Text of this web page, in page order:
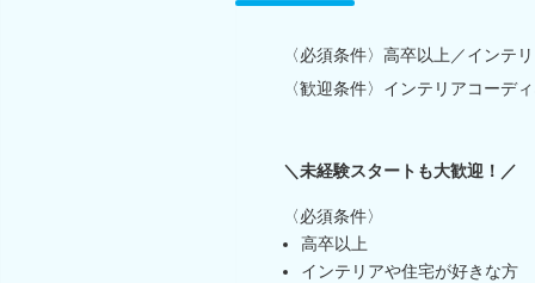
〈必須条件〉高卒以上／インテ
〈歓迎条件〉インテリアコーデ
＼未経験スタートも大歓迎！／
〈必須条件〉
高卒以上
インテリアや住宅が好きな方